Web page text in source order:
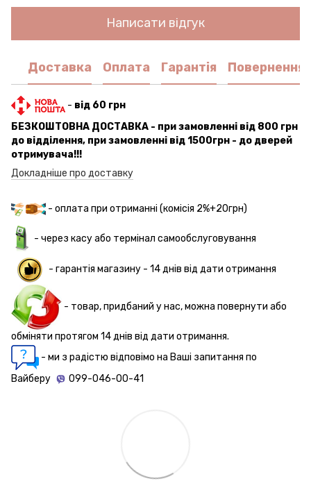
Написати відгук
Доставка Оплата Гарантія Повернення
- від 60 грн
БЕЗКОШТОВНА ДОСТАВКА - при замовленні від 800 грн
до відділення, при замовленні від 1500грн - до дверей
отримувача!!!
Докладніше про доставку
- оплата при отриманні (комісія 2%+20грн)
- через касу або термінал самообслуговування
- гарантія магазину - 14 днів від дати отримання
- товар, придбаний у нас, можна повернути або
обміняти протягом 14 днів від дати отримання.
- ми з радістю відповімо на Ваші запитання по
Вайберу
099-046-00-41